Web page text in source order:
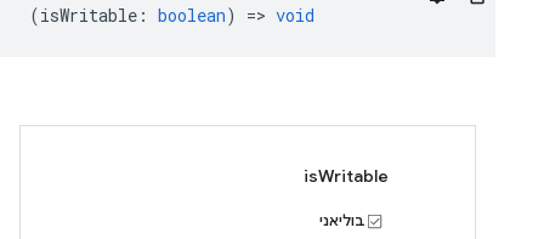
(isWritable : boolean) => void
isWritable
בוליאני